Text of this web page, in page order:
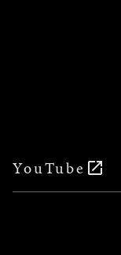
YouTube